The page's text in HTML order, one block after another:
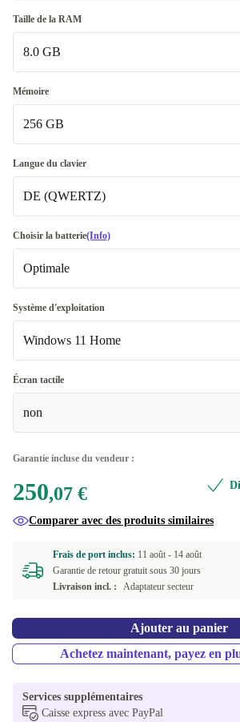
Bien
Très bien
Excellent
Taille de la RAM
8.0 GB
8.0 GB
16.0 GB
32.0 GB
Mémoire
256 GB
256 GB
512 GB
1000 GB
Langue du clavier
DE (QWERTZ)
DE (QWERTZ)
BE (AZERTY)
CZ (QWERTZ)
FI (QWERTY)
PT (QWERTY)
Choisir la batterie(Info)
Optimale
Optimale
Neuve
Système d'exploitation
Windows 11 Home
Windows 11 Home
Windows 11 Professional
Écran tactile
non
Garantie incluse du vendeur :
250,07 €
Comparer avec des produits similaires
Frais de port inclus: 11 août - 14 août
Garantie de retour gratuit sous 30 jours
Livraison incl. :
Adaptateur secteur
Ajouter au panier
Achetez maintenant, payez en
Services supplémentaires
Caisse express avec PayPal